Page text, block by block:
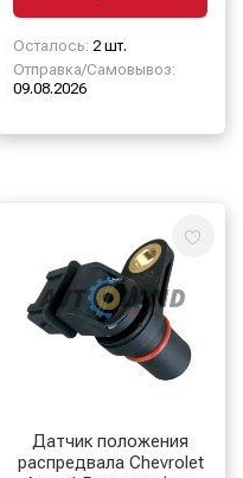
Осталось: 2 шт.
Отправка/Самовывоз:
09.08.2026
Датчик положения
распредвала Chevrolet